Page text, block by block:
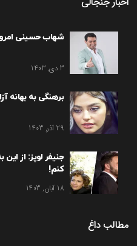
شهاب حسینی
3 دی, 1403
برهنگی به بهانه
29 آذر, 1403
جنیفر لوپز: از
کنم!
18 آبان, 1403
مطالب داغ